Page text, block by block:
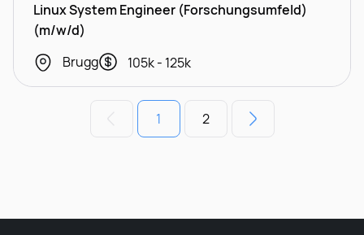
Linux System Engineer (Forschungsumfeld)
(m/w/d)
Brugg
105k - 125k
1 2